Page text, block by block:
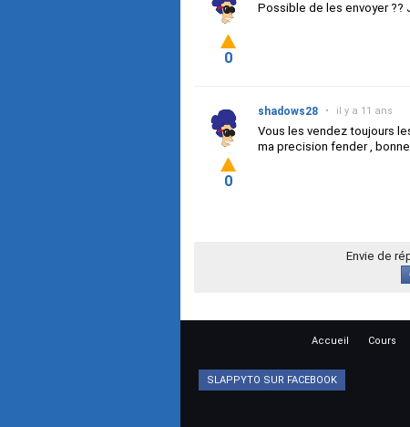
Possible de les envoyer ??
0
shadows28 • il y a 11 ans
Vous les vendez toujours
ma precision fender ,
0
Envie de
Accueil Cours
SLAPPYTO SUR FACEBOOK